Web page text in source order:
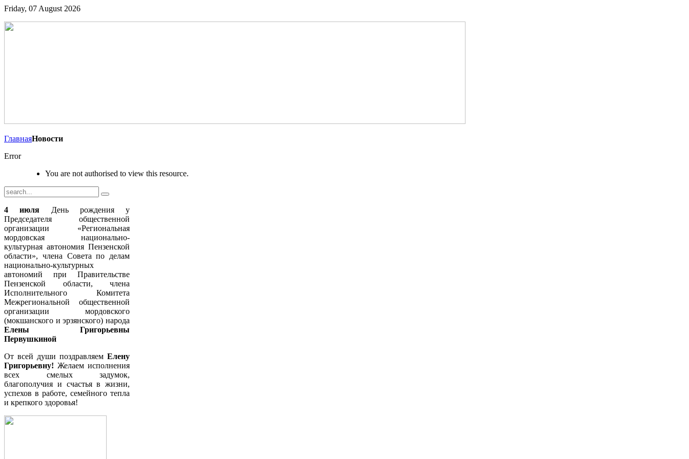
Friday, 07 August 2026
ГлавнаяНовости
Error
You are not authorised to view this resource.
4 июля День рождения у
Председателя общественной
организации «Региональная
мордовская национально-
культурная автономия Пензенской
области», члена Совета по делам
национально-культурных
автономий при Правительстве
Пензенской области, члена
Исполнительного Комитета
Межрегиональной общественной
организации мордовского
(мокшанского и эрзянского) народа
Елены Григорьевны
Первушкиной
От всей души поздравляем Елену
Григорьевну! Желаем исполнения
всех смелых задумок,
благополучия и счастья в жизни,
успехов в работе, семейного тепла
и крепкого здоровья!